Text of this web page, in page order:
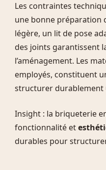
Les contraintes
une bonne préparation
légère, un lit de pose
des joints garantissent
l’aménagement. Les
employés, constituent
structurer durablement
Insight : la briqueterie
fonctionnalité et
durables pour